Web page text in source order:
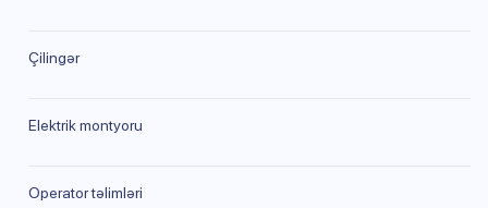
Çilingər
Elektrik montyoru
Operator təlimləri